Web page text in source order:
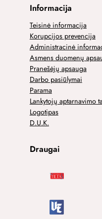
Informacija
Teisinė informacija
Korupcijos prevencija
Administracinė
Asmens duomenų
Pranešėjų apsauga
Darbo pasiūlymai
Parama
Lankytojų aptarnavimo
Logotipas
D.U.K.
Draugai